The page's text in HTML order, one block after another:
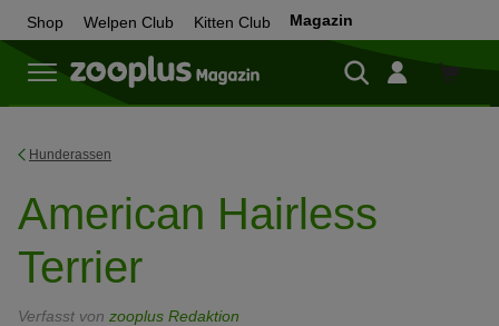
Shop Welpen Club Kitten Club Magazin
Zum
Hunderassen
American Hairless
Terrier
Verfasst von zooplus Redaktion